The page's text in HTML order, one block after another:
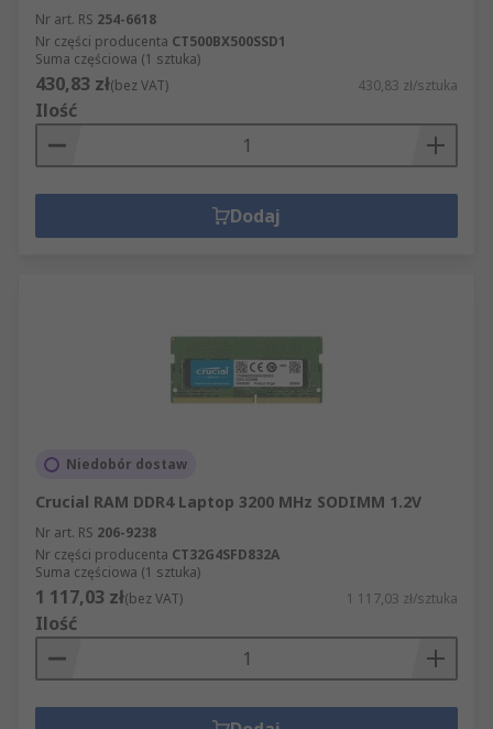
Nr art. RS 254-6618
Nr części producenta CT500BX500SSD1
Suma częściowa (1 sztuka)
430,83 zł(bez VAT) 430,83 zł/sztuka
Ilość
Dodaj
Niedobór dostaw
Crucial RAM DDR4 Laptop 3200 MHz SODIMM 1.2V
Nr art. RS 206-9238
Nr części producenta CT32G4SFD832A
Suma częściowa (1 sztuka)
1 117,03 zł(bez VAT) 1 117,03 zł/sztuka
Ilość